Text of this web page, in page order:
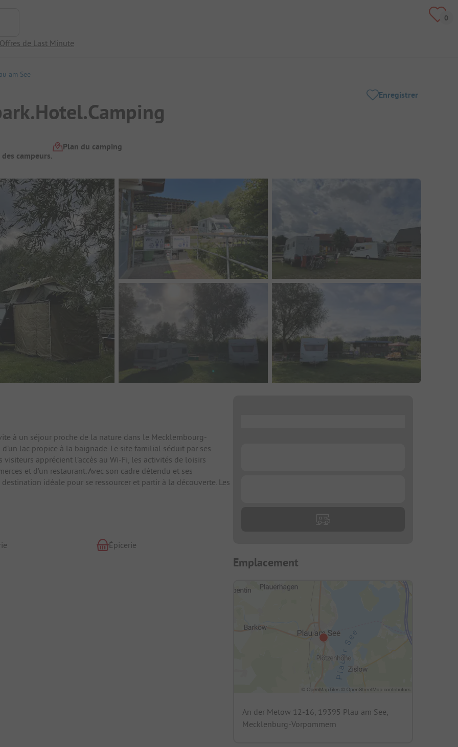
Offres de Last Minute
am See
Enregistrer
campeurs.
Plan du camping
à un séjour proche de la nature dans le Mecklembourg-
lac propice à la baignade. Le site familial séduit par ses
apprécient l’accès au Wi-Fi, les activités de loisirs
et d’un restaurant. Avec son cadre détendu et ses
idéale pour se ressourcer et partir à la découverte. Les
Épicerie
Emplacement
An der Metow 12-16, 19395 Plau am See,
Mecklenburg-Vorpommern